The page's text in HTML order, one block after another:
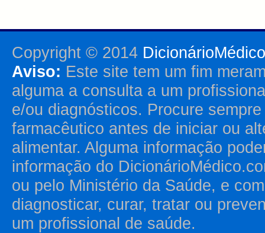
Copyright © 2014
Aviso: Este site tem um fim
alguma a consulta a um
e/ou diagnósticos. Procure
farmacêutico antes de iniciar ou
alimentar. Alguma informação
informação do
ou pelo Ministério da Saúde, e
diagnosticar, curar, tratar ou
um profissional de saúde.